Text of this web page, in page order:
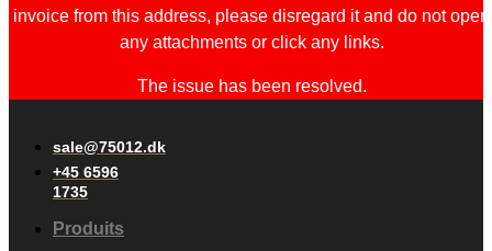
invoice from this address, please disregard it and do not open
any attachments or click any links.
The issue has been resolved.
sale@75012.dk
+45 6596
1735
Produits